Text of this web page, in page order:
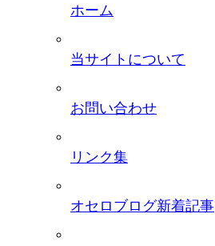
ホーム
当サイトについて
お問い合わせ
リンク集
オセロブログ新着記事